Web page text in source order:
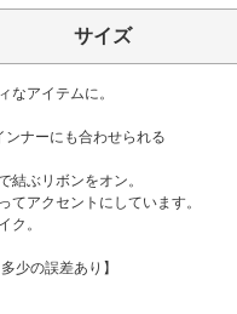
サイズ
なアイテムに。
ナーにも合わせられる
結ぶリボンをオン。
てアクセントにしています。
ク。
少の誤差あり】